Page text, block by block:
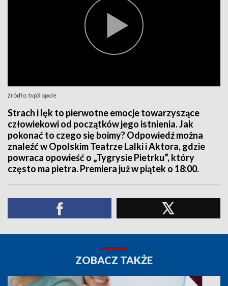
źródło: tvp3 opole
Strach i lęk to pierwotne emocje towarzyszące
człowiekowi od początków jego istnienia. Jak
pokonać to czego się boimy? Odpowiedź można
znaleźć w Opolskim Teatrze Lalki i Aktora, gdzie
powraca opowieść o „Tygrysie Pietrku”, który
często ma pietra. Premiera już w piątek o 18:00.
ZOBACZ TAKŻE